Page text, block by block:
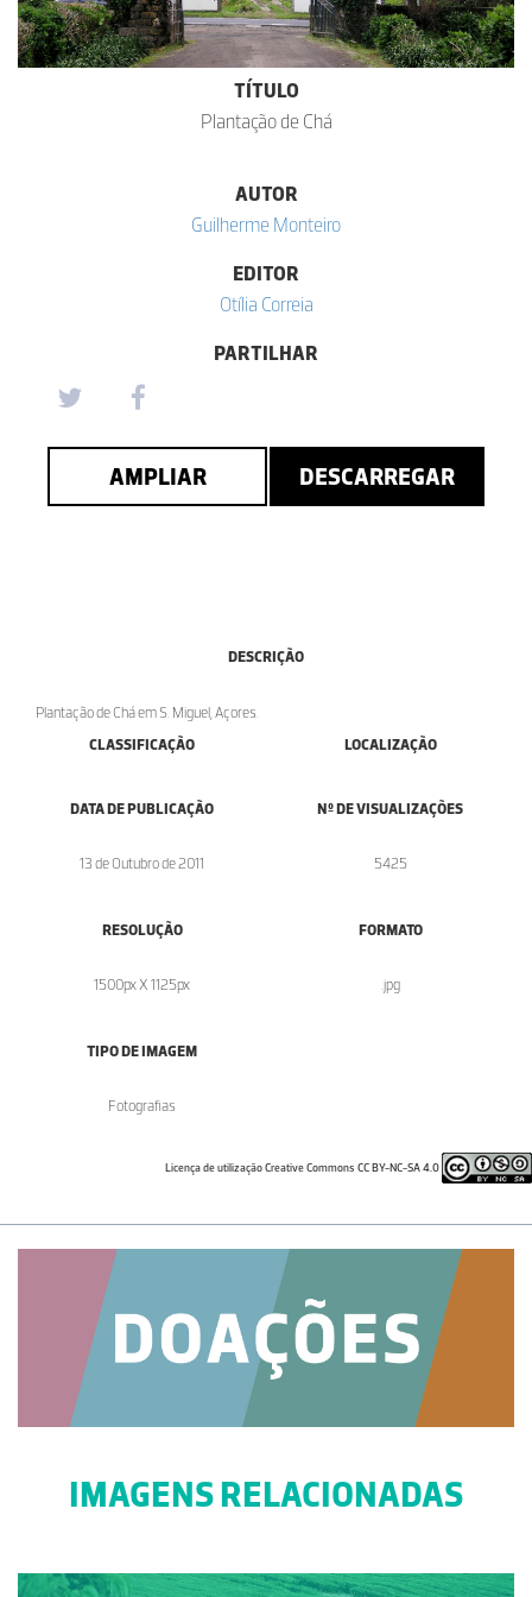
TÍTULO
Plantação de Chá
AUTOR
Guilherme Monteiro
EDITOR
Otília Correia
PARTILHAR
AMPLIAR DESCARREGAR
DESCRIÇÃO
Plantação de Chá em S. Miguel, Açores.
CLASSIFICAÇÃO
LOCALIZAÇÃO
DATA DE PUBLICAÇÃO
13 de Outubro de 2011
Nº DE VISUALIZAÇÕES
5425
RESOLUÇÃO
1500px X 1125px
FORMATO
.jpg
TIPO DE IMAGEM
Fotografias
Licença de utilização Creative Commons CC BY-NC-SA 4.0
IMAGENS RELACIONADAS